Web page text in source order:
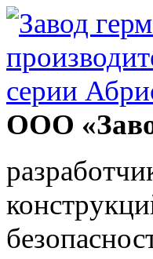
ООО